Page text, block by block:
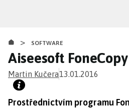
obsahu
> SOFTWARE
Aiseesoft FoneCopy
Martin Kučera13.01.2016
Prostřednictvím programu